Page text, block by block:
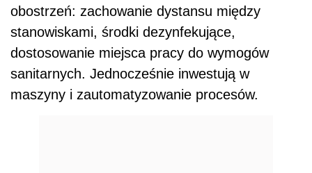
obostrzeń: zachowanie dystansu między
stanowiskami, środki dezynfekujące,
dostosowanie miejsca pracy do wymogów
sanitarnych. Jednocześnie inwestują w
maszyny i zautomatyzowanie procesów.